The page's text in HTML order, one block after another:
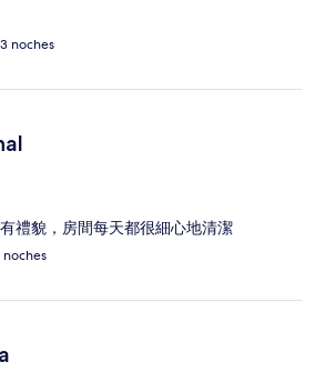
noches
禮貌，房間每天都很細心地清潔